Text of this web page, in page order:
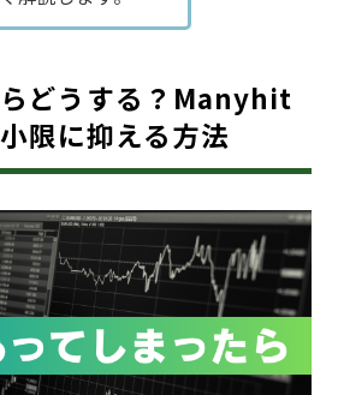
どうする？Manyhit
限に抑える方法